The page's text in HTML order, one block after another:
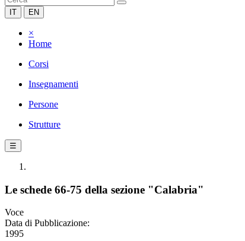
IT EN
×
Home
Corsi
Insegnamenti
Persone
Strutture
☰
Le schede 66-75 della sezione "Calabria"
Voce
Data di Pubblicazione:
1995